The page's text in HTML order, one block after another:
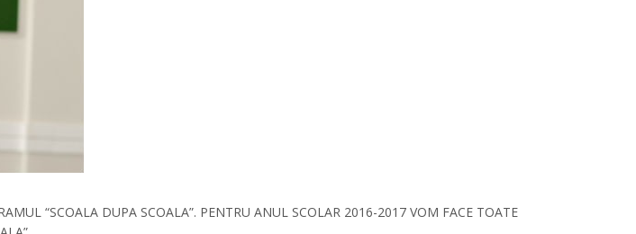
“SCOALA DUPA SCOALA”. PENTRU ANUL SCOLAR 2016-2017 VOM FACE TOATE